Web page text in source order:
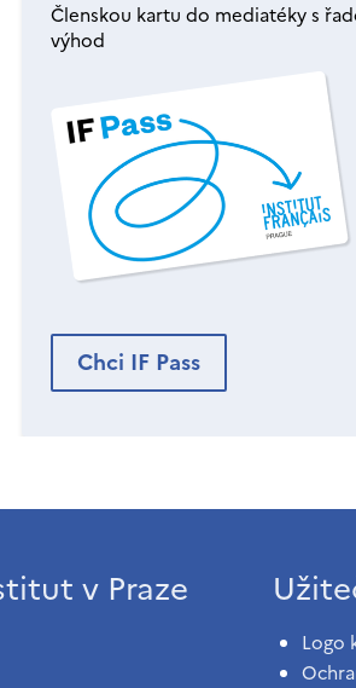
Členskou kartu do mediatéky s
výhod
Chci IF Pass
v Praze
Logo